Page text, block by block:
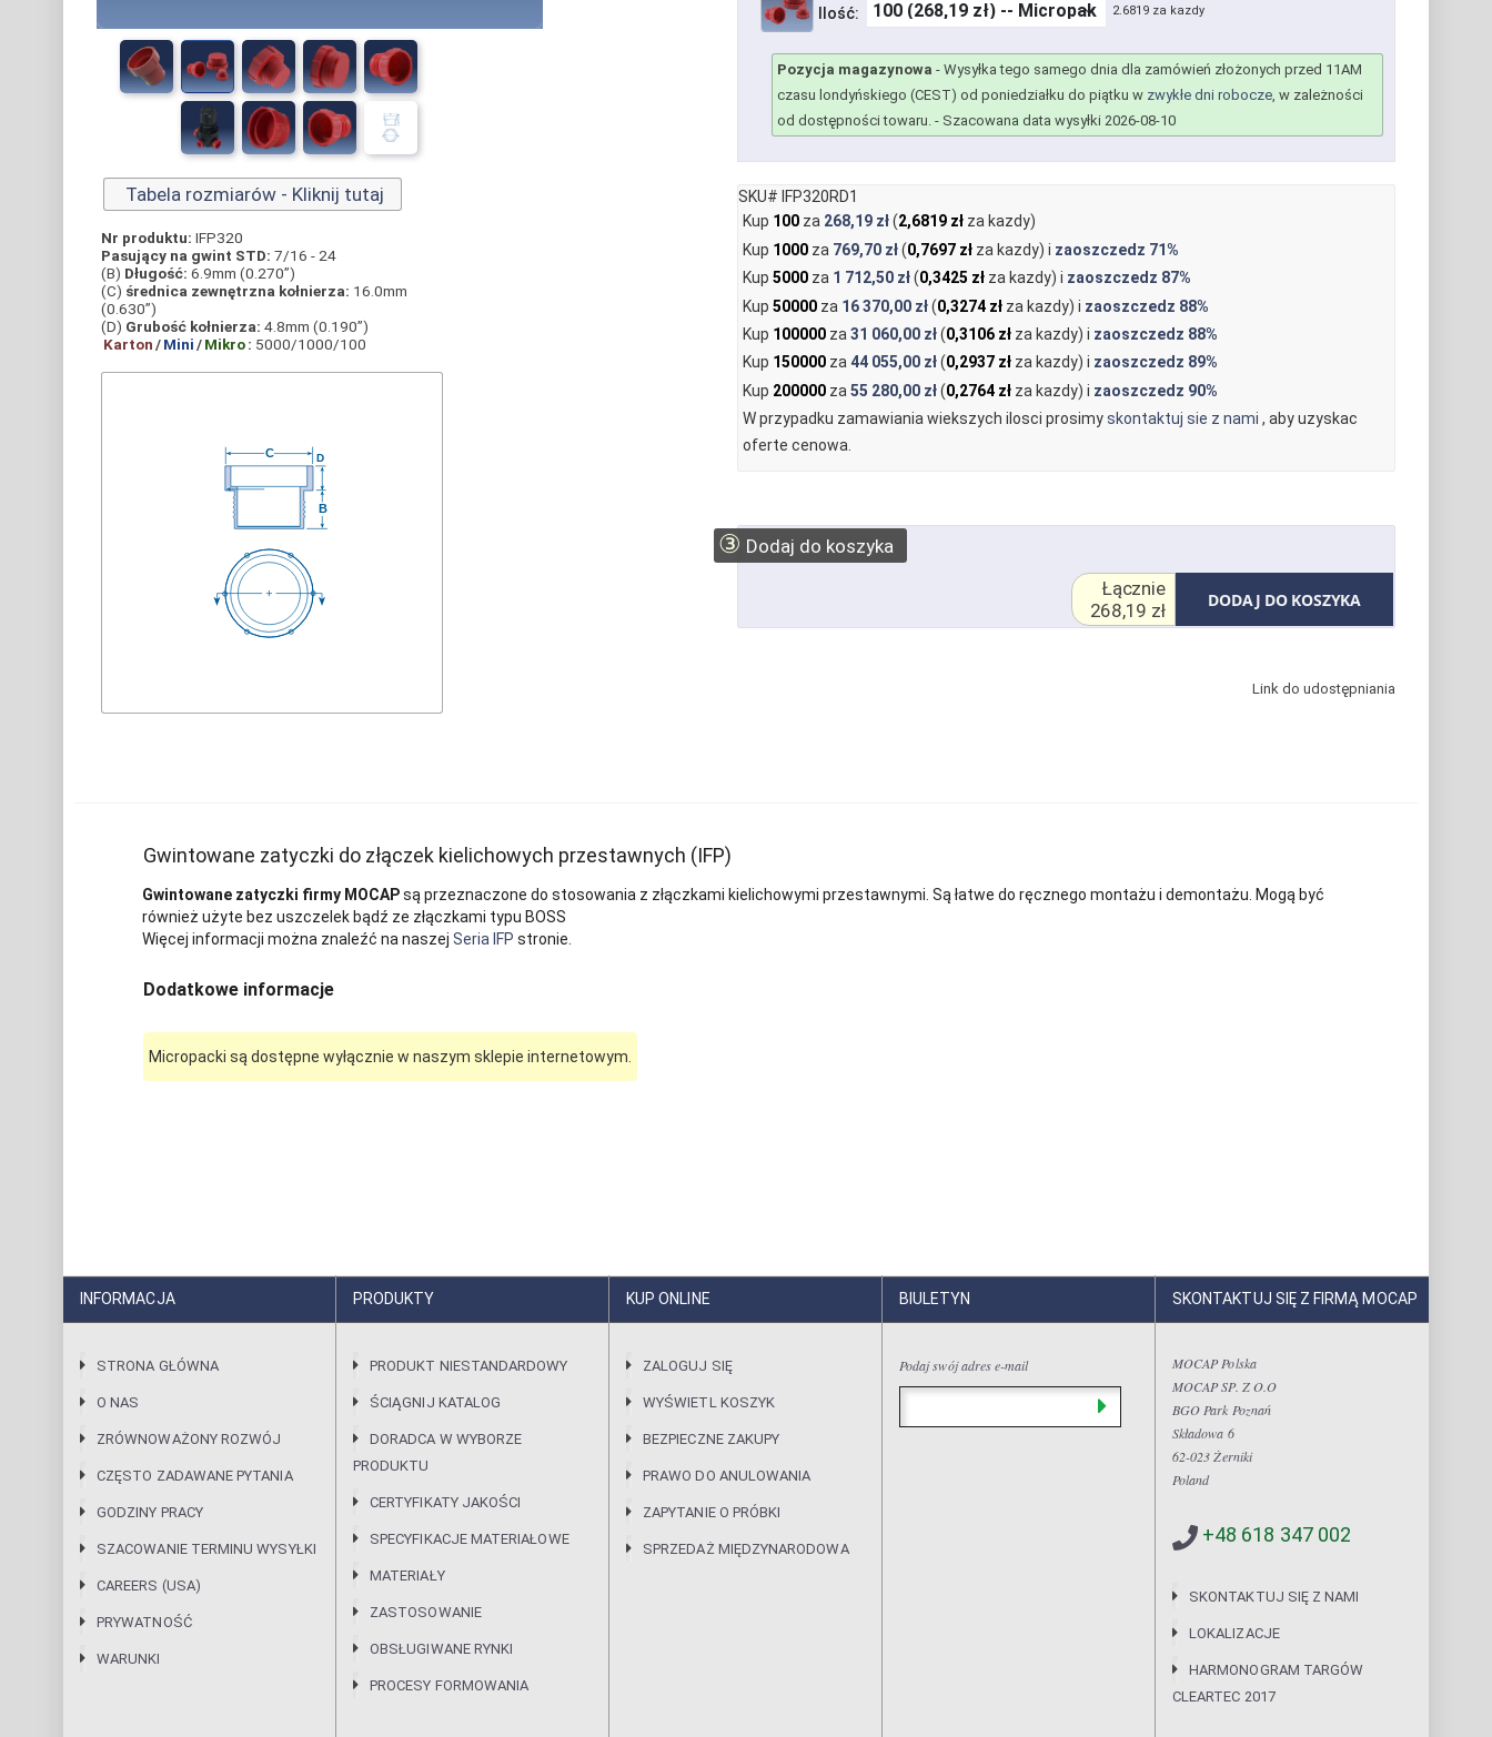
Ilość: 2.6819 za kazdy
Pozycja magazynowa -Wysyłka tego samego dnia dla zamówień złożonych przed 11AM
czasu londyńskiego (CEST) od poniedziałku do piątku w zwykłe dni robocze, w zależności
od dostępności towaru. - Szacowana data wysyłki 2026-08-10
SKU# IFP320RD1
Kup 100za 268,19 zł(2,6819 złza kazdy)
Kup 1000za 769,70 zł(0,7697 złza kazdy) i zaoszczedz 71%
Kup 5000za 1 712,50 zł(0,3425 złza kazdy) i zaoszczedz 87%
Kup 50000za 16 370,00 zł(0,3274 złza kazdy) i zaoszczedz 88%
Kup 100000za 31 060,00 zł(0,3106 złza kazdy) i zaoszczedz 88%
Kup 150000za44 055,00 zł(0,2937 złza kazdy) i zaoszczedz 89%
Kup 200000za 55 280,00 zł(0,2764 złza kazdy) i zaoszczedz 90%
W przypadku zamawiania wiekszych ilosci prosimyskontaktuj sie z nami , aby uzyskac
oferte cenowa.
③ Dodaj do koszyka
DODAJ DO KOSZYKA
Łącznie
268,19 zł
Link do udostępniania
Tabela rozmiarów - Kliknij tutaj
Nr produktu: IFP320
Pasujący na gwint STD: 7/16 - 24
(B) Długość: 6.9mm (0.270”)
(C) średnica zewnętrzna kołnierza: 16.0mm
(0.630”)
(D) Grubość kołnierza: 4.8mm (0.190”)
Karton/Mini/Mikro: 5000/1000/100
Gwintowane zatyczki do złączek kielichowych przestawnych (IFP)
Gwintowane zatyczki firmy MOCAPsą przeznaczone do stosowania z złączkami kielichowymi przestawnymi. Są łatwe do ręcznego montażu i demontażu. Mogą być
również użyte bez uszczelek bądź ze złączkami typu BOSS
Więcej informacji można znaleźć na naszej Seria IFP stronie.
Dodatkowe informacje
Micropacki są dostępne wyłącznie w naszym sklepie internetowym.
INFORMACJA
STRONA GŁÓWNA
O NAS
ZRÓWNOWAŻONY ROZWÓJ
CZĘSTO ZADAWANE PYTANIA
GODZINY PRACY
SZACOWANIE TERMINU WYSYŁKI
CAREERS (USA)
PRYWATNOŚĆ
WARUNKI
PRODUKTY
PRODUKT NIESTANDARDOWY
ŚCIĄGNIJ KATALOG
DORADCA W WYBORZE
PRODUKTU
CERTYFIKATY JAKOŚCI
SPECYFIKACJE MATERIAŁOWE
MATERIAŁY
ZASTOSOWANIE
OBSŁUGIWANE RYNKI
PROCESY FORMOWANIA
KUP ONLINE
ZALOGUJ SIĘ
WYŚWIETL KOSZYK
BEZPIECZNE ZAKUPY
PRAWO DO ANULOWANIA
ZAPYTANIE O PRÓBKI
SPRZEDAŻ MIĘDZYNARODOWA
BIULETYN
Podaj swój adres e-mail
SKONTAKTUJ SIĘ Z FIRMĄ MOCAP
MOCAP Polska
MOCAP SP. Z O.O
BGO Park Poznań
Składowa 6
62-023 Żerniki
Poland
+48 618 347 002
SKONTAKTUJ SIĘ Z NAMI
LOKALIZACJE
HARMONOGRAM TARGÓW
CLEARTEC 2017